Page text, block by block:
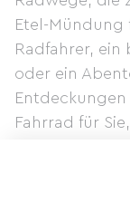
Etel-Mündung
Radfahrer, ein
oder ein
Fahrrad für
und alle